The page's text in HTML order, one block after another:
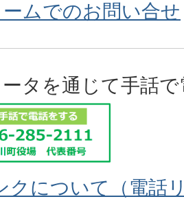
ムでのお問い合せ
タを通じて手話
クについて（電話